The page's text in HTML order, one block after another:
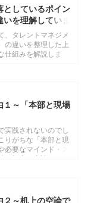
としているポイン
を理解していま
、タレントマネジメ
の違いを整理した上
仕組みを解説しま
１～「本部と現場
実践されないのでし
りがちな「本部と現
要なマインド・ス
２～机上の空論で